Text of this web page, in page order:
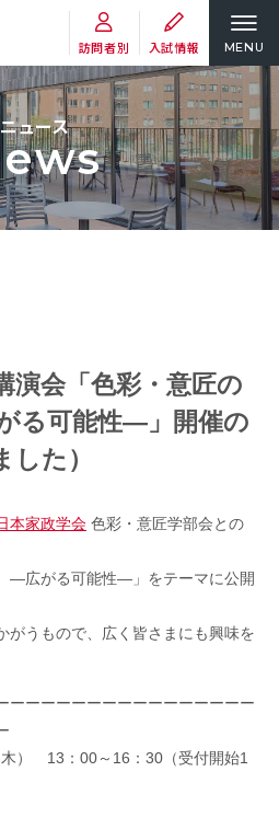
訪問者別 入試情報 MENU
ニュース
演会「色彩・意匠の
る可能性―」開催の
た）
本家政学会 色彩・意匠学部会との
―広がる可能性―」をテーマに公開
がうもので、広く皆さまにも興味を
ーーーーーーーーーーーーーーーー
） 13：00～16：30（受付開始1